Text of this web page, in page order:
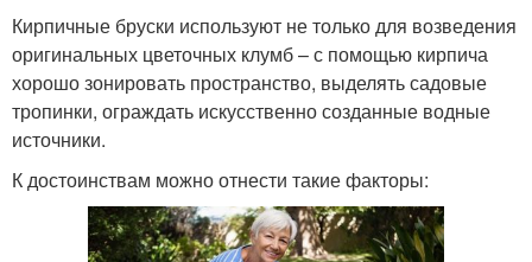
Кирпичные бруски используют не только для возведения
оригинальных цветочных клумб – с помощью кирпича
хорошо зонировать пространство, выделять садовые
тропинки, ограждать искусственно созданные водные
источники.
К достоинствам можно отнести такие факторы: